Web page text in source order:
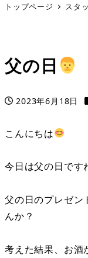
トップページ スタ
父の日
投稿日
2023年6月18日
こんにちは
今日は父の日です
父の日のプレゼン
んか？
考えた結果、お酒